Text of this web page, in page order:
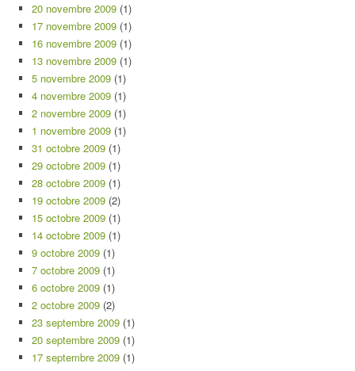
20 novembre 2009 (1)
17 novembre 2009 (1)
16 novembre 2009 (1)
13 novembre 2009 (1)
5 novembre 2009 (1)
4 novembre 2009 (1)
2 novembre 2009 (1)
1 novembre 2009 (1)
31 octobre 2009 (1)
29 octobre 2009 (1)
28 octobre 2009 (1)
19 octobre 2009 (2)
15 octobre 2009 (1)
14 octobre 2009 (1)
9 octobre 2009 (1)
7 octobre 2009 (1)
6 octobre 2009 (1)
2 octobre 2009 (2)
23 septembre 2009 (1)
20 septembre 2009 (1)
17 septembre 2009 (1)